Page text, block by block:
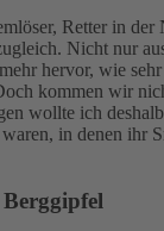
Retter in
Nicht nur
hervor, wie
kommen wir
wollte ich
in denen ihr